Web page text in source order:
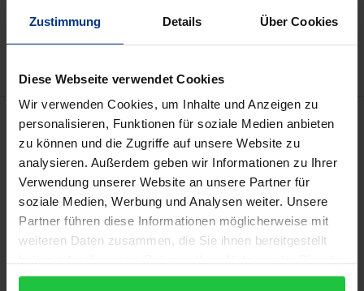
Zustimmung Details Über Cookies
Diese Webseite verwendet Cookies
Wir verwenden Cookies, um Inhalte und Anzeigen zu
personalisieren, Funktionen für soziale Medien anbieten
zu können und die Zugriffe auf unsere Website zu
analysieren. Außerdem geben wir Informationen zu Ihrer
Verwendung unserer Website an unsere Partner für
soziale Medien, Werbung und Analysen weiter. Unsere
Partner führen diese Informationen möglicherweise mit
weiteren Daten zusammen, die Sie ihnen bereitgestellt
gesammelt haben.
Zur Wunschliste hinzufügen
Beschreibung
Junge Menschen, die in der Zeit ihrer intensivsten
Entwicklung von einer schweren psychischen
Erkrankung betroffen werden, haben nach der
Entlassung aus der Klinik viele wichtige
Jugendalters nachzuholen, so daß die medizinische